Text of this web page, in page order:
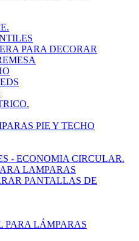
PARA DECORAR
PIE Y TECHO
- ECONOMIA CIRCULAR.
LAMPARAS
PANTALLAS DE
PARA LÁMPARAS